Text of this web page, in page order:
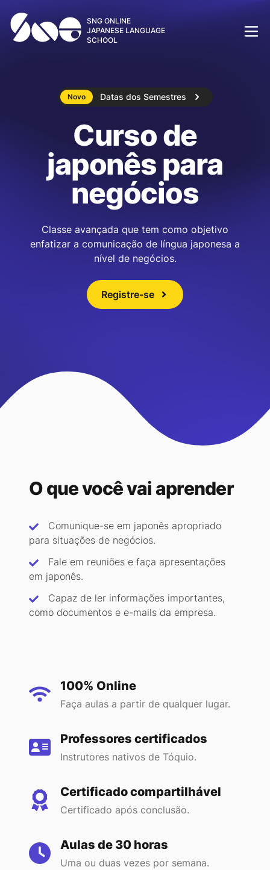
SNG ONLINE
JAPANESE LANGUAGE
SCHOOL
Novo Datas dos Semestres
Curso de
japonês para
negócios
Classe avançada que tem como objetivo
enfatizar a comunicação de língua japonesa a
nível de negócios.
Registre-se
O que você vai aprender
Comunique-se em japonês apropriado
para situações de negócios.
Fale em reuniões e faça apresentações
em japonês.
Capaz de ler informações importantes,
como documentos e e-mails da empresa.
100% Online
Faça aulas a partir de qualquer lugar.
Professores certificados
Instrutores nativos de Tóquio.
Certificado compartilhável
Certificado após conclusão.
Aulas de 30 horas
Uma ou duas vezes por semana.